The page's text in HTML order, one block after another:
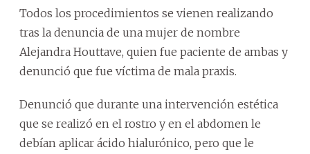
Todos los procedimientos se vienen realizando
tras la denuncia de una mujer de nombre
Alejandra Houttave, quien fue paciente de ambas y
denunció que fue víctima de mala praxis.
Denunció que durante una intervención estética
que se realizó en el rostro y en el abdomen le
debían aplicar ácido hialurónico, pero que le